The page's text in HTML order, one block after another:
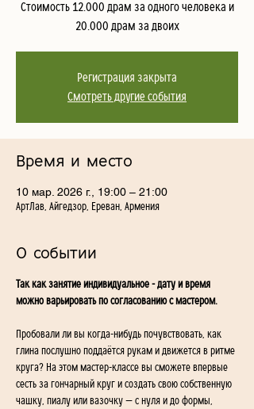
Стоимость 12.000 драм за одного человека и
20.000 драм за двоих
Регистрация закрыта
Смотреть другие события
Время и место
10 мар. 2026 г., 19:00 – 21:00
АртЛав, Айгедзор, Ереван, Армения
О событии
Так как занятие индивидуальное - дату и время
можно варьировать по согласованию с мастером.
Пробовали ли вы когда-нибудь почувствовать, как
глина послушно поддаётся рукам и движется в ритме
круга? На этом мастер-классе вы сможете впервые
сесть за гончарный круг и создать свою собственную
чашку, пиалу или вазочку — с нуля и до формы,